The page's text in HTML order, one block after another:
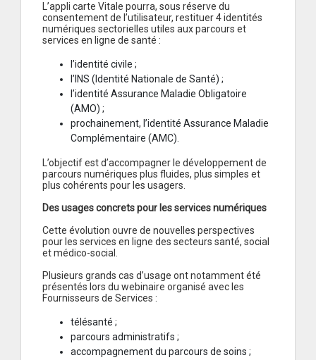
L’appli carte Vitale pourra, sous réserve du
consentement de l’utilisateur, restituer 4 identités
numériques sectorielles utiles aux parcours et
services en ligne de santé :
l’identité civile ;
l’INS (Identité Nationale de Santé) ;
l’identité Assurance Maladie Obligatoire
(AMO) ;
prochainement, l’identité Assurance Maladie
Complémentaire (AMC).
L’objectif est d’accompagner le développement de
parcours numériques plus fluides, plus simples et
plus cohérents pour les usagers.
Des usages concrets pour les services numériques
Cette évolution ouvre de nouvelles perspectives
pour les services en ligne des secteurs santé, social
et médico-social.
Plusieurs grands cas d’usage ont notamment été
présentés lors du webinaire organisé avec les
Fournisseurs de Services :
télésanté ;
parcours administratifs ;
accompagnement du parcours de soins ;